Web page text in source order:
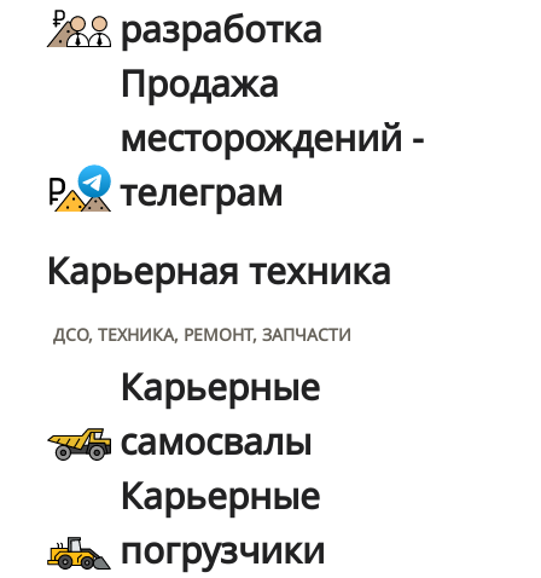
разработка
Продажа
месторождений -
телеграм
Карьерная техника
ДСО, ТЕХНИКА, РЕМОНТ, ЗАПЧАСТИ
Карьерные
самосвалы
Карьерные
погрузчики